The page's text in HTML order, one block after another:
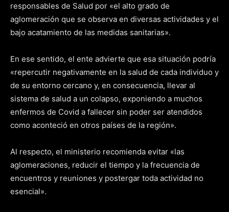
responsables de Salud por «el alto grado de
aglomeración que se observa en diversas actividades y el
bajo acatamiento de las medidas sanitarias».
En ese sentido, el ente advierte que esa situación podría
«repercutir negativamente en la salud de cada individuo y
de su entorno cercano y, en consecuencia, llevar al
sistema de salud a un colapso, exponiendo a muchos
enfermos de Covid a fallecer sin poder ser atendidos
como aconteció en otros países de la región».
Al respecto, el ministerio recomienda evitar «las
aglomeraciones, reducir el tiempo y la frecuencia de
encuentros y reuniones y postergar toda actividad no
esencial».